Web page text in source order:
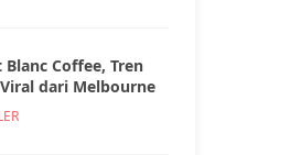
Blanc Coffee, Tren
dari Melbourne